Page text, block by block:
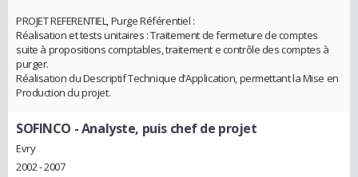
PROJET REFERENTIEL, Purge Référentiel :
Réalisation et tests unitaires : Traitement de fermeture de comptes
suite à propositions comptables, traitement e contrôle des comptes à
purger.
Réalisation du Descriptif Technique d’Application, permettant la Mise en
Production du projet.
SOFINCO - Analyste, puis chef de projet
Evry
2002 - 2007